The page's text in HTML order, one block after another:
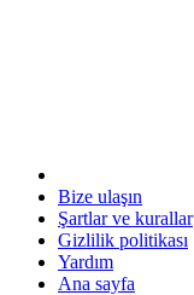
Bize ulaşın
Şartlar ve kurallar
Gizlilik politikası
Yardım
Ana sayfa